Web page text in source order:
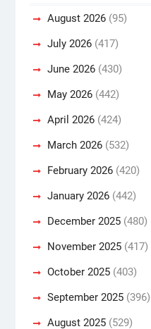
August 2026(95)
July 2026(417)
June 2026(430)
May 2026(442)
April 2026(424)
March 2026(532)
February 2026(420)
January 2026(442)
December 2025(480)
November 2025(417)
October 2025(403)
September 2025(396)
August 2025(529)